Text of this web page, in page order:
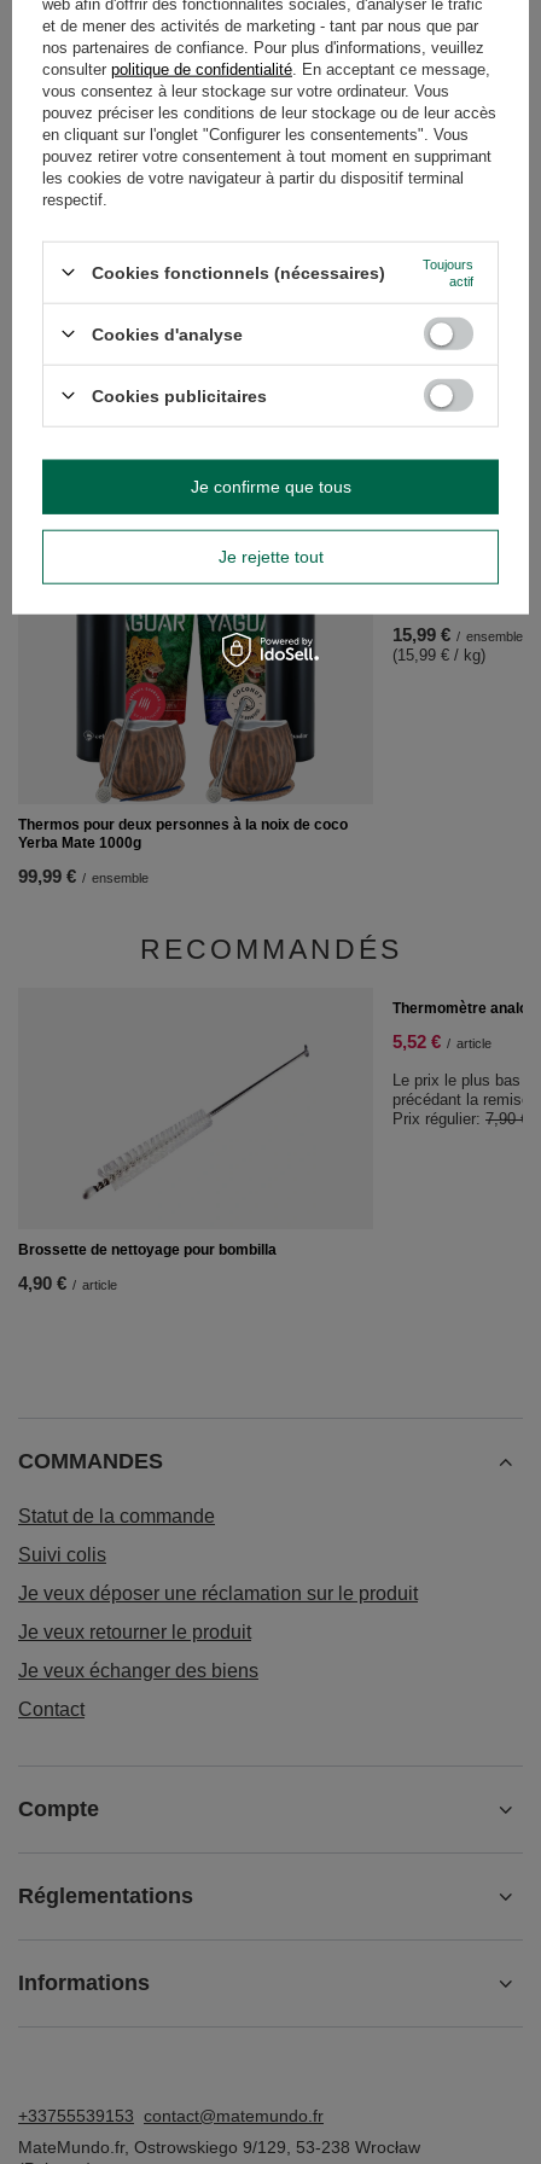
DESCRIPTION
DÉTAILS
GARANTIE
(0)
Avez-vous besoin d'aide ? Avez-vous des
questions ?
Posez votre question et nous vous
et les réponses les plus intéressantes
Poser une question
VOIR AUSSI
Thermos pour deux personnes à la noix de coco
Yerba Mate 1000g
99,99 € / ensemble
CBSé Energia
15,99 € / ensemble
(15,99 € / kg)
RECOMMANDÉS
Brossette de nettoyage pour bombilla
4,90 € / article
Thermomètre
5,52 € / article
Le prix le plus bas
précédant la remise:
Prix régulier: 7,90 €
COMMANDES
Statut de la commande
Suivi colis
Je veux déposer une réclamation sur le produit
Je veux retourner le produit
Je veux échanger des biens
Contact
Compte
Réglementations
Informations
+33755539153 contact@matemundo.fr
MateMundo.fr, Ostrowskiego 9/129 53-238 Wrocław
et de mener des activités de marketing - tant par nous que par
nos partenaires de confiance. Pour plus d'informations, veuillez
consulter politique de confidentialité . En acceptant ce message,
vous consentez à leur stockage sur votre ordinateur. Vous
pouvez préciser les conditions de leur stockage ou de leur accès
en cliquant sur l'onglet "Configurer les consentements". Vous
pouvez retirer votre consentement à tout moment en supprimant
les cookies de votre navigateur à partir du dispositif terminal
respectif.
Cookies fonctionnels (nécessaires)
Toujours
actif
Cookies d'analyse
Cookies publicitaires
Je rejette tout
Je confirme que tous